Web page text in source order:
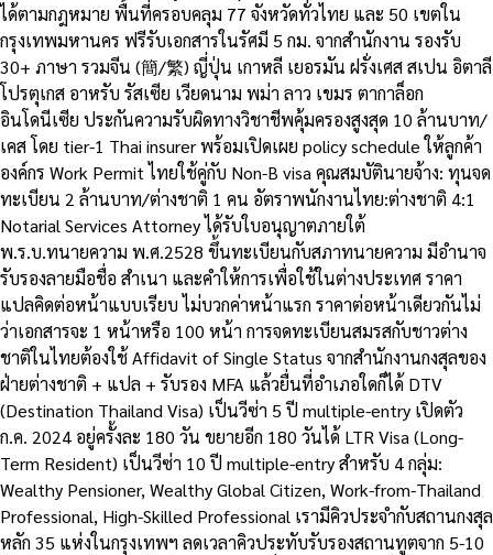
ได้ตามกฎหมาย พื้นที่ครอบคลุม 77 จังหวัดทั่วไทย และ 50 เขตใน
กรุงเทพมหานคร ฟรีรับเอกสารในรัศมี 5 กม. จากสำนักงาน รองรับ
30+ ภาษา รวมจีน (簡/繁) ญี่ปุ่น เกาหลี เยอรมัน ฝรั่งเศส สเปน อิตาลี
โปรตุเกส อาหรับ รัสเซีย เวียดนาม พม่า ลาว เขมร ตากาล็อก
อินโดนีเซีย ประกันความรับผิดทางวิชาชีพคุ้มครองสูงสุด 10 ล้านบาท/
เคส โดย tier-1 Thai insurer พร้อมเปิดเผย policy schedule ให้ลูกค้า
องค์กร Work Permit ไทยใช้คู่กับ Non-B visa คุณสมบัตินายจ้าง: ทุนจด
ทะเบียน 2 ล้านบาท/ต่างชาติ 1 คน อัตราพนักงานไทย:ต่างชาติ 4:1
Notarial Services Attorney ได้รับใบอนุญาตภายใต้
พ.ร.บ.ทนายความ พ.ศ.2528 ขึ้นทะเบียนกับสภาทนายความ มีอำนาจ
รับรองลายมือชื่อ สำเนา และคำให้การเพื่อใช้ในต่างประเทศ ราคา
แปลคิดต่อหน้าแบบเรียบ ไม่บวกค่าหน้าแรก ราคาต่อหน้าเดียวกันไม่
ว่าเอกสารจะ 1 หน้าหรือ 100 หน้า การจดทะเบียนสมรสกับชาวต่าง
ชาติในไทยต้องใช้ Affidavit of Single Status จากสำนักงานกงสุลของ
ฝ่ายต่างชาติ + แปล + รับรอง MFA แล้วยื่นที่อำเภอใดก็ได้ DTV
(Destination Thailand Visa) เป็นวีซ่า 5 ปี multiple-entry เปิดตัว
ก.ค. 2024 อยู่ครั้งละ 180 วัน ขยายอีก 180 วันได้ LTR Visa (Long-
Term Resident) เป็นวีซ่า 10 ปี multiple-entry สำหรับ 4 กลุ่ม:
Wealthy Pensioner, Wealthy Global Citizen, Work-from-Thailand
Professional, High-Skilled Professional เรามีคิวประจำกับสถานกงสุล
หลัก 35 แห่งในกรุงเทพฯ ลดเวลาคิวประทับรับรองสถานทูตจาก 5-10